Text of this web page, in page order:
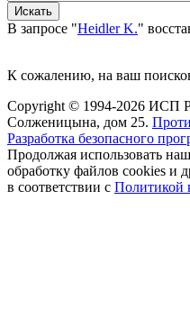
В запросе "Heidler K."
К сожалению, на ваш
Copyright © 1994-2026 ИСП
Солженицына, дом 25.
Разработка безопасного
Продолжая использовать
обработку файлов cookies и
в соответствии с Политикой